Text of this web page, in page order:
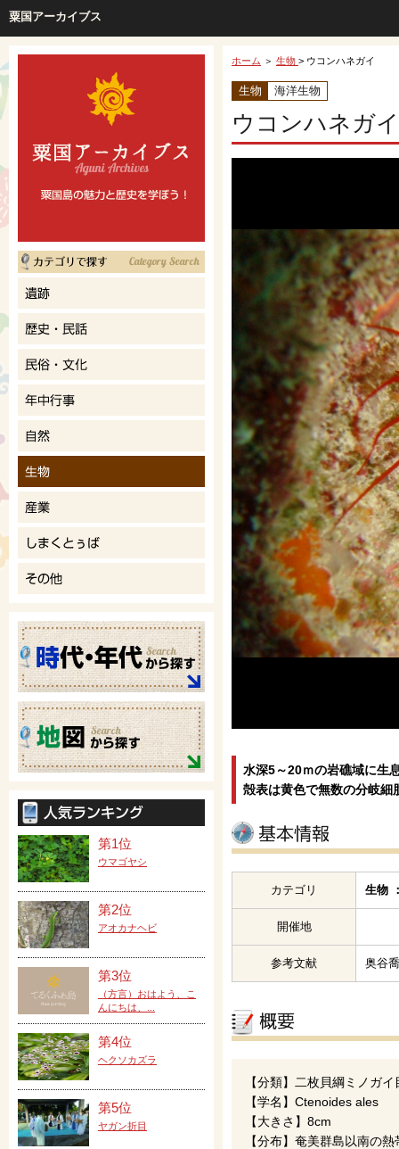
粟国アーカイブス
ホーム ＞ 生物 > ウコンハネガイ
生物 海洋生物
ウコンハネガ
水深5～20ｍの岩礁域に生
殻表は黄色で無数の分岐細
カテゴリ 生物
開催地
参考文献 奥谷
【分類】二枚貝綱ミノガ
【学名】Ctenoides ales
【大きさ】8cm
【分布】奄美群島以南の
第1位
ウマゴヤシ
第2位
アオカナヘビ
第3位
（方言）おはよう、こ
んにちは、...
第4位
ヘクソカズラ
第5位
ヤガン折目